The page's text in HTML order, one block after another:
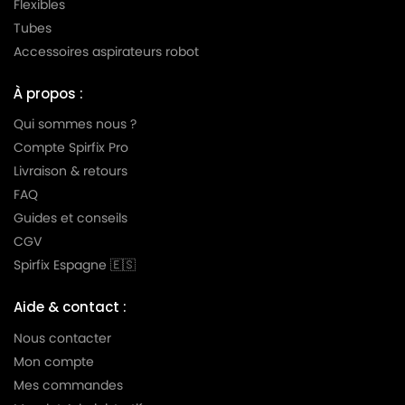
LG-
GOLDSTAR
LG-
GOLDSTAR
LG-GOLDSTAR TURBO V 3300 TD
LG-
GOLDSTAR
LG-
GOLDSTAR
GOLDSTAR
LG-
LG-
Flexibles
Tubes
Accessoires aspirateurs robot
À propos :
Qui sommes nous ?
Compte Spirfix Pro
Livraison & retours
FAQ
Guides et conseils
CGV
Spirfix Espagne 🇪🇸
Aide & contact :
Nous contacter
Mon compte
Mes commandes